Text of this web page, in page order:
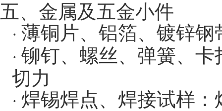
五、金属及五金小件
· 薄铜片、铝箔、镀锌钢
· 铆钉、螺丝、弹簧、
切力
· 焊锡焊点、焊接试样：